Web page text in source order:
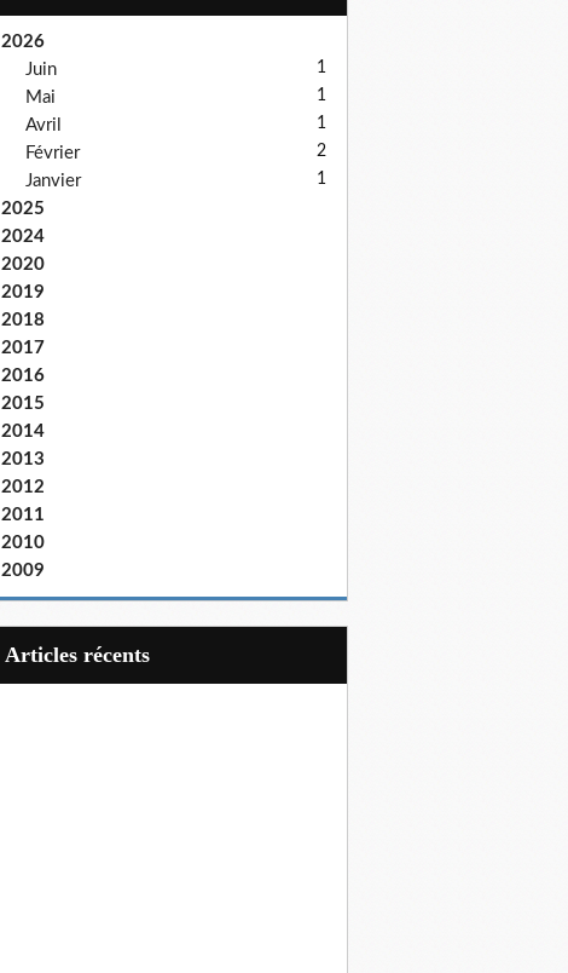
2026
Juin
1
Mai 1
Avril 1
Février 2
Janvier 1
2025
2024
2020
2019
2018
2017
2016
2015
2014
2013
2012
2011
2010
2009
articles récents